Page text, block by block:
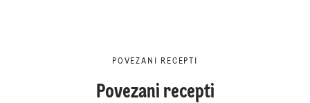
POVEZANI RECEPTI
Povezani recepti